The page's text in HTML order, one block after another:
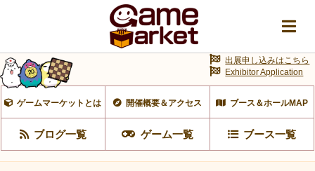
ゲームマーケットとは 開催概要＆アクセス ブース＆ホールMAP
ブログ一覧 ゲーム一覧 ブース一覧
出展申し込みはこちら
Exhibitor Application